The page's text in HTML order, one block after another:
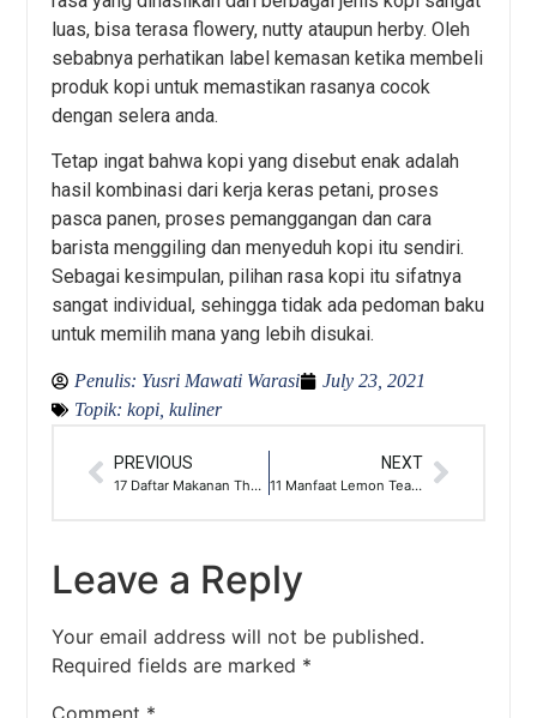
luas, bisa terasa flowery, nutty ataupun herby. Oleh
sebabnya perhatikan label kemasan ketika membeli
produk kopi untuk memastikan rasanya cocok
dengan selera anda.
Tetap ingat bahwa kopi yang disebut enak adalah
hasil kombinasi dari kerja keras petani, proses
pasca panen, proses pemanggangan dan cara
barista menggiling dan menyeduh kopi itu sendiri.
Sebagai kesimpulan, pilihan rasa kopi itu sifatnya
sangat individual, sehingga tidak ada pedoman baku
untuk memilih mana yang lebih disukai.
Penulis: Yusri Mawati Warasi
July 23, 2021
Topik: kopi ,kuliner
PREVIOUS
17 Daftar Makanan Thailand Paling Favorit
NEXT
11 Manfaat Lemon Tea Dan Madu Untuk Kesehatan
Leave a Reply
Your email address will not be published.
Required fields are marked *
Comment *